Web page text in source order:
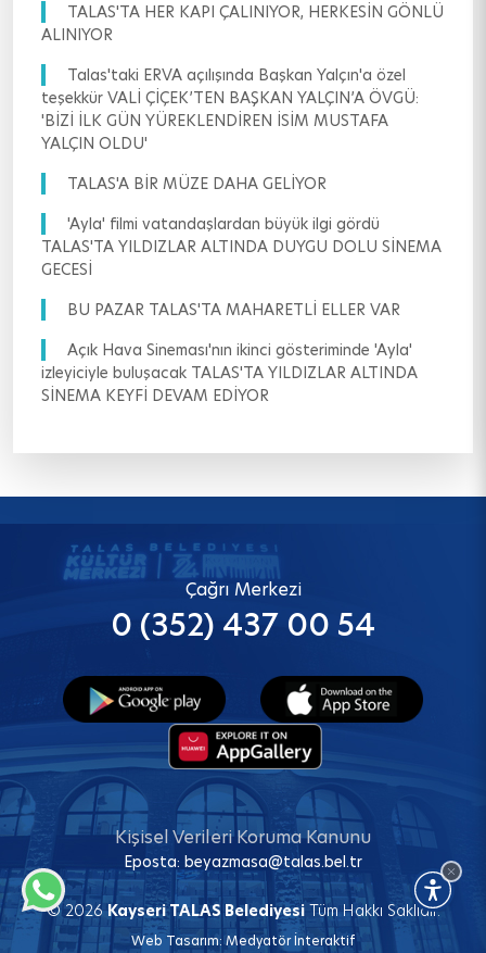
TALAS'TA HER KAPI ÇALINIYOR, HERKESİN GÖNLÜ
ALINIYOR
Talas'taki ERVA açılışında Başkan Yalçın'a özel
teşekkür VALİ ÇİÇEK’TEN BAŞKAN YALÇIN’A ÖVGÜ:
'BİZİ İLK GÜN YÜREKLENDİREN İSİM MUSTAFA
YALÇIN OLDU'
TALAS'A BİR MÜZE DAHA GELİYOR
'Ayla' filmi vatandaşlardan büyük ilgi gördü
TALAS'TA YILDIZLAR ALTINDA DUYGU DOLU SİNEMA
GECESİ
BU PAZAR TALAS'TA MAHARETLİ ELLER VAR
Açık Hava Sineması'nın ikinci gösteriminde 'Ayla'
izleyiciyle buluşacak TALAS'TA YILDIZLAR ALTINDA
SİNEMA KEYFİ DEVAM EDİYOR
Çağrı Merkezi
0 (352) 437 00 54
Kişisel Verileri Koruma Kanunu
Eposta: beyazmasa@talas.bel.tr
© 2026Kayseri TALAS BelediyesiTüm Hakkı Saklıdır.
Web Tasarım:Medyatör İnteraktif